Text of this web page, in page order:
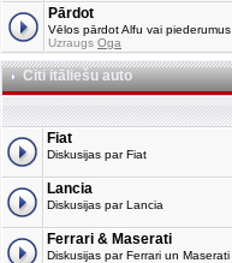
Pārdot
Vēlos pārdot Alfu vai piederumus
Uzraugs Oga
Citi itāliešu auto
Fiat
Diskusijas par Fiat
Lancia
Diskusijas par Lancia
Ferrari & Maserati
Diskusijas par Ferrari un Maserati